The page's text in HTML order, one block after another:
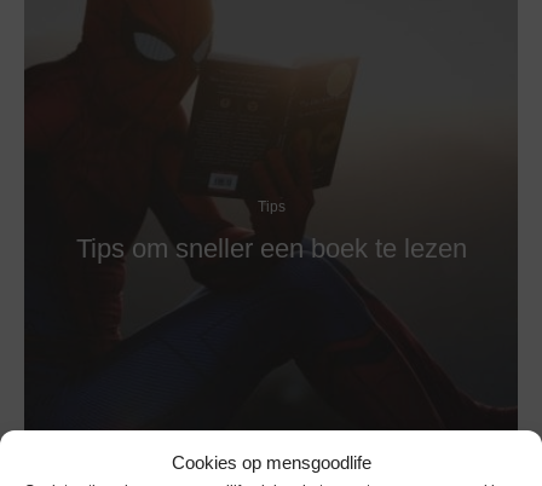
Cookies op mensgoodlife
Tips
Tips om sneller een boek te lezen